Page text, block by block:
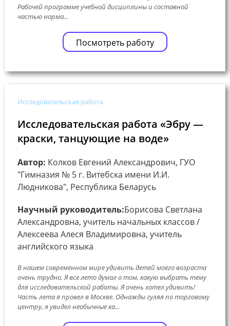
Рабочей программе учебной дисциплины и составной
частью норма...
Посмотреть работу
Исследовательская работа
Исследовательская работа «Эбру —
краски, танцующие на воде»
Автор: Колков Евгений Александрович, ГУО
"Гимназия № 5 г. Витебска имени И.И.
Людникова", Республика Беларусь
Научный руководитель:Борисова Светлана
Александровна, учитель начальных классов /
Алексеева Алеся Владимировна, учитель
английского языка
В нашем современном мире удивить детей моего возраста
очень трудно. Я все лето думал о том, какую выбрать тему
для исследовательской работы. Я очень хотел удивить!
Часть лета я провел в Москве. Однажды гуляя по торговому
центру, я увидел необычные ка...